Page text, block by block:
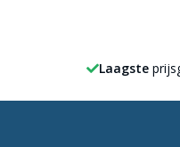
Laagste